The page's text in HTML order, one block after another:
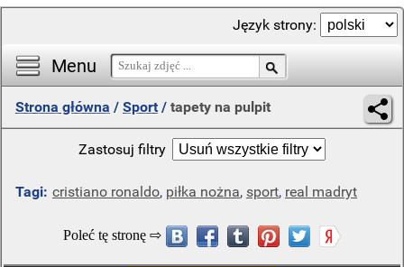
Menu
Język strony:
Strona główna / Sport / tapety na pulpit
Zastosuj filtry
Tagi: cristiano ronaldo, piłka nożna, sport, real madryt